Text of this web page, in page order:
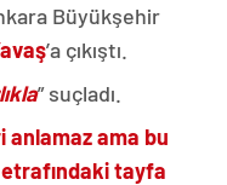
Büyükşehir
’a çıkıştı.
” suçladı.
anlamaz ama bu
tayfa